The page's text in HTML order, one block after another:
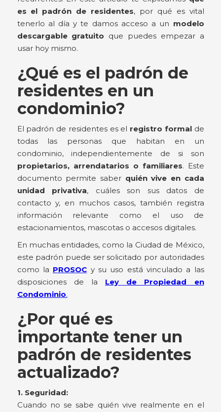
es el padrón de residentes, por qué es vital
tenerlo al día y te damos acceso a un modelo
descargable gratuito que puedes empezar a
usar hoy mismo.
¿Qué es el padrón de
residentes en un
condominio?
El padrón de residentes es el registro formalde
todas las personas que habitan en un
condominio, independientemente de si son
propietarios, arrendatarios o familiares. Este
documento permite saber quién vive en cada
unidad privativa, cuáles son sus datos de
contacto y, en muchos casos, también registra
información relevante como el uso de
estacionamientos, mascotas o accesos digitales.
En muchas entidades, como la Ciudad de México,
este padrón puede ser solicitado por autoridades
como la PROSOC y su uso está vinculado a las
disposiciones de la Ley de Propiedad en
Condominio.
¿Por qué es
importante tener un
padrón de residentes
actualizado?
1. Seguridad:
Cuando no se sabe quién vive realmente en el